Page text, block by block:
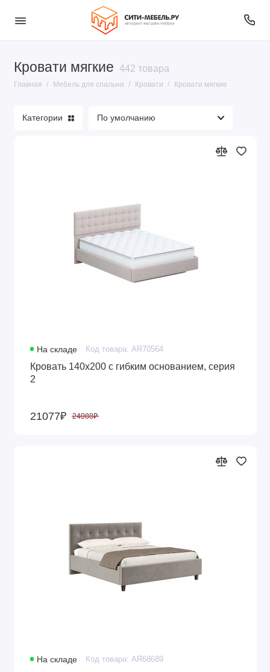
Кровати мягкие 442 товара
Главная Мебель для спальни Кровати Кровати мягкие
Столы туалетные
Кровати
Категории
На складе Код товара: AR70564
Кровать 140x200 с гибким основанием, серия
2
21077₽ 24088₽
На складе Код товара: AR68689